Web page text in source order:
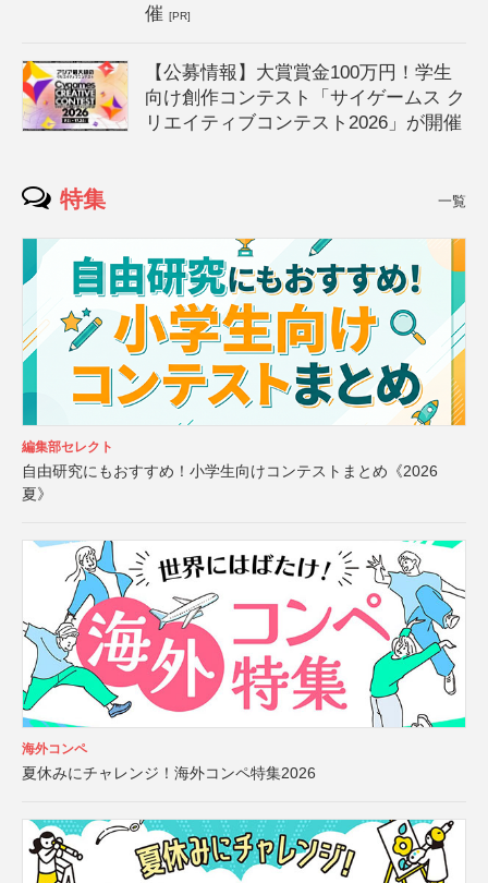
催[PR]
【公募情報】大賞賞金100万円！学生
向け創作コンテスト「サイゲームス ク
リエイティブコンテスト2026」が開催
特集 一覧
編集部セレクト
自由研究にもおすすめ！小学生向けコンテストまとめ《2026
夏》
海外コンペ
夏休みにチャレンジ！海外コンペ特集2026